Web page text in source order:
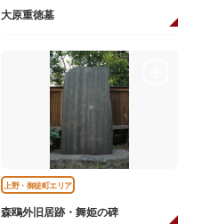
大原重徳墓
上野・御徒町エリア
森鴎外旧居跡・舞姫の碑